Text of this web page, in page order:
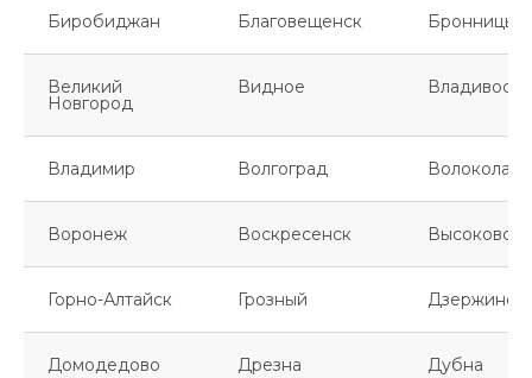
Биробиджан Благовещенск Бронницы
Великий
Новгород
Видное
Владимир Волгоград
Воронеж Воскресенск Высоковск
Горно-Алтайск Грозный
Домодедово Дрезна Дубна